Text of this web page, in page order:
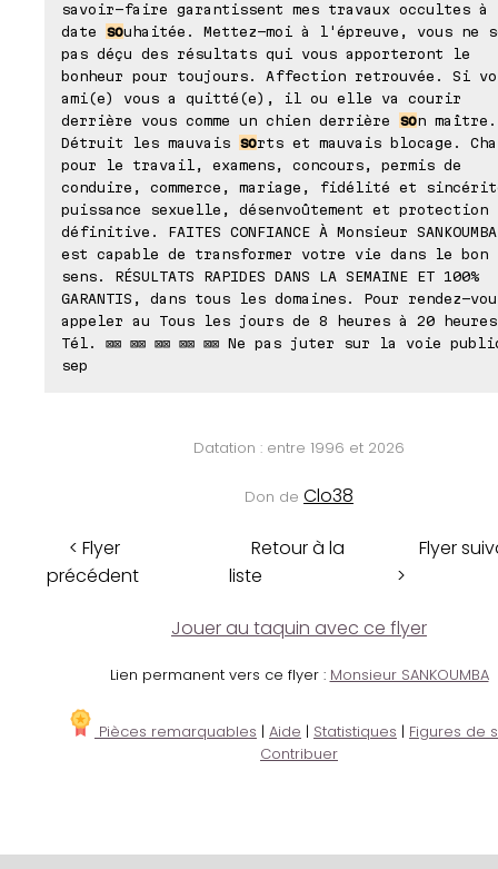
savoir-faire garantissent mes travaux occultes à
date souhaitée. Mettez-moi à l'épreuve, vous ne
pas déçu des résultats qui vous apporteront le
bonheur pour toujours. Affection retrouvée. Si
ami(e) vous a quitté(e), il ou elle va courir
derrière vous comme un chien derrière son maître.
Détruit les mauvais sorts et mauvais blocage.
pour le travail, examens, concours, permis de
conduire, commerce, mariage, fidélité et
puissance sexuelle, désenvoûtement et protection
définitive. FAITES CONFIANCE À Monsieur
est capable de transformer votre vie dans le bon
sens. RÉSULTATS RAPIDES DANS LA SEMAINE ET 100%
GARANTIS, dans tous les domaines. Pour rendez-
appeler au Tous les jours de 8 heures à 20
Tél. ⊠⊠ ⊠⊠ ⊠⊠ ⊠⊠ ⊠⊠ Ne pas juter sur la voie
sep
Datation : entre 1996 et 2026
Don de Clo38
< Flyer
précédent
Retour à la
liste
Flyer
>
Jouer au taquin avec ce flyer
Lien permanent vers ce flyer : Monsieur SANKOUMBA
Pièces remarquables | Aide | Statistiques | Figures de
Contribuer